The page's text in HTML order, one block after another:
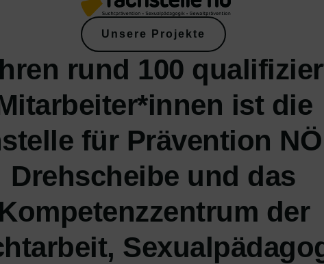
Unsere Projekte
rund 100
ist die
für Prävention
Drehscheibe und das
Kompetenzzentrum der